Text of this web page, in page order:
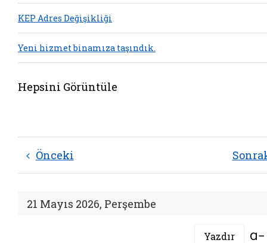
KEP Adres Değişikliği
Yeni hizmet binamıza taşındık.
Hepsini Görüntüle
Önceki
21 Mayıs 2026, Perşembe
Yazdır